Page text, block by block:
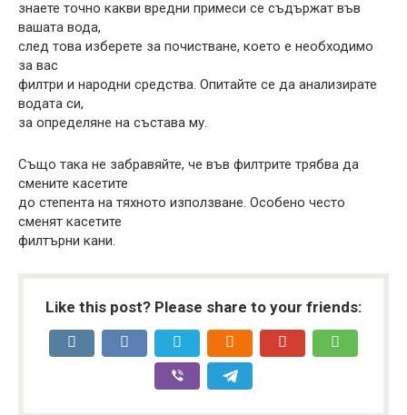
знаете точно какви вредни примеси се съдържат във
вашата вода,
след това изберете за почистване, което е необходимо
за вас
филтри и народни средства. Опитайте се да анализирате
водата си,
за определяне на състава му.
Също така не забравяйте, че във филтрите трябва да
смените касетите
до степента на тяхното използване. Особено често
сменят касетите
филтърни кани.
Like this post? Please share to your friends: